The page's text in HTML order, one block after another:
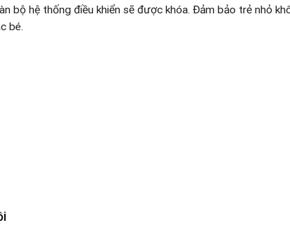
bộ hệ thống điều khiển sẽ được khóa. Đảm bảo trẻ nhỏ
bé.